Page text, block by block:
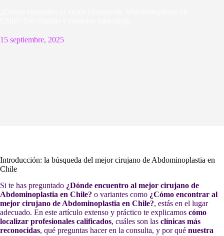
15 septiembre, 2025
Introducción: la búsqueda del mejor cirujano de Abdominoplastia en
Chile
Si te has preguntado ¿Dónde encuentro al mejor cirujano de
Abdominoplastia en Chile? o variantes como ¿Cómo encontrar al
mejor cirujano de Abdominoplastia en Chile?, estás en el lugar
adecuado. En este artículo extenso y práctico te explicamos cómo
localizar profesionales calificados, cuáles son las clínicas más
reconocidas, qué preguntas hacer en la consulta, y por qué nuestra